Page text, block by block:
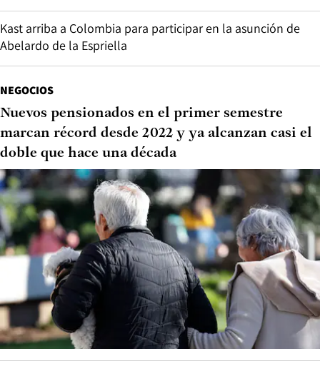
Kast arriba a Colombia para participar en la asunción de
Abelardo de la Espriella
NEGOCIOS
Nuevos pensionados en el primer semestre
marcan récord desde 2022 y ya alcanzan casi el
doble que hace una década